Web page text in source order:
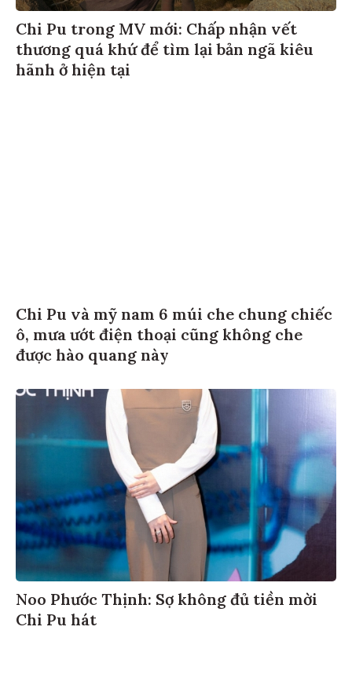
Chi Pu trong MV mới: Chấp nhận vết
thương quá khứ để tìm lại bản ngã kiêu
hãnh ở hiện tại
Chi Pu và mỹ nam 6 múi che chung chiếc
ô, mưa ướt điện thoại cũng không che
được hào quang này
Noo Phước Thịnh: Sợ không đủ tiền mời
Chi Pu hát